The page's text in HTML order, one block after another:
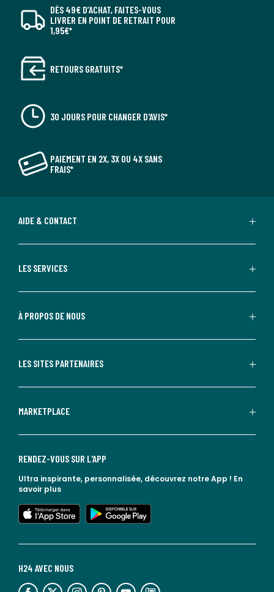
DÈS 49€ D’ACHAT, FAITES-VOUS
LIVRER EN POINT DE RETRAIT POUR
1,95€*
RETOURS GRATUITS*
30 JOURS POUR CHANGER D'AVIS*
PAIEMENT EN 2X, 3X OU 4X SANS
FRAIS*
AIDE & CONTACT
LES SERVICES
À PROPOS DE NOUS
LES SITES PARTENAIRES
MARKETPLACE
H24 AVEC NOUS
lien vers l'espace réseaux sociaux lien vers l'espace réseaux sociaux lien vers l'espace réseaux sociaux lien vers l'espace réseaux sociaux lien vers l'espace réseaux sociaux lien vers le blog la redoute
RENDEZ-VOUS SUR L'APP
Ultra inspirante, personnalisée, découvrez notre App ! En
savoir plus
lien vers l'app store
lien vers google play